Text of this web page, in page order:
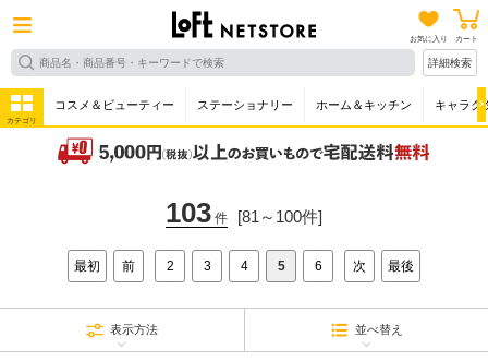
お気に入り カート
詳細検索
カテゴリ
コスメ＆ビューティー ステーショナリー ホーム＆キッチン キャラク
103 件 [81～100件]
最初 前 2 3 4 5 6 次 最後
表示方法 並べ替え